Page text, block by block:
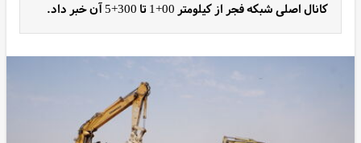
کانال اصلی شبکه فجر از کیلومتر 00+1 تا 300+5 آن خبر داد.